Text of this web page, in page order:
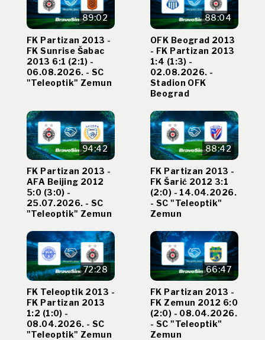
89:02
FK Partizan 2013 -
FK Sunrise Šabac
2013 6:1 (2:1) -
06.08.2026. - SC
"Teleoptik" Zemun
88:04
OFK Beograd 2013
- FK Partizan 2013
1:4 (1:3) -
02.08.2026. -
Stadion OFK
Beograd
94:42
FK Partizan 2013 -
AFA Beijing 2012
5:0 (3:0) -
25.07.2026. - SC
"Teleoptik" Zemun
88:42
FK Partizan 2013 -
FK Šarić 2012 3:1
(2:0) - 14.04.2026.
- SC "Teleoptik"
Zemun
72:28
FK Teleoptik 2013 -
FK Partizan 2013
1:2 (1:0) -
08.04.2026. - SC
"Teleoptik" Zemun
66:47
FK Partizan 2013 -
FK Zemun 2012 6:0
(2:0) - 08.04.2026.
- SC "Teleoptik"
Zemun